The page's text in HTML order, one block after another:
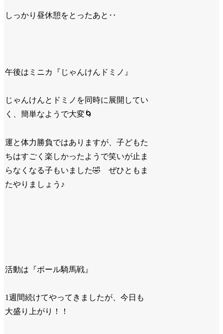
しっかり昼休憩をとったあと‥
午後はミニカ『じゃんけんドミノ』
じゃんけんとドミノを同時に展開してい
く、簡単なようで大変🌀
運と体力勝負ではありますが、子どもた
ちはすごく楽しかったようで笑いが止ま
らなくなる子もいました🤣 ぜひともま
たやりましょう♪
活動は『ボール騎馬戦』
1週間続けてやってきましたが、今日も
大盛り上がり！！